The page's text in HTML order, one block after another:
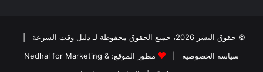
© حقوق النشر 2026، جميع الحقوق محفوظة لـ دليل وقت السرعة
سياسة الخصوصية
مطور الموقع: Nedhal for Marketing &